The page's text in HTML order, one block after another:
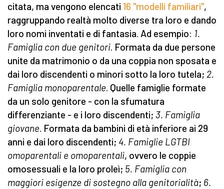
citata, ma vengono elencati 16 "modelli familiari",
raggruppando realtà molto diverse tra loro e dando
loro nomi inventati e di fantasia. Ad esempio: 1.
Famiglia con due genitori. Formata da due persone
unite da matrimonio o da una coppia non sposata e
dai loro discendenti o minori sotto la loro tutela; 2.
Famiglia monoparentale. Quelle famiglie formate
da un solo genitore - con la sfumatura
differenziante - e i loro discendenti; 3. Famiglia
giovane. Formata da bambini di età inferiore ai 29
anni e dai loro discendenti; 4. Famiglie LGTBI
omoparentali e omoparentali, ovvero le coppie
omosessuali e la loro proleì; 5. Famiglia con
maggiori esigenze di sostegno alla genitorialità; 6.